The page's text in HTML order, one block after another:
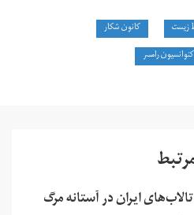
زیست
کانون شکار
کنوانسیون رامسر
تالاب‌های ایران در آستانه مرگ